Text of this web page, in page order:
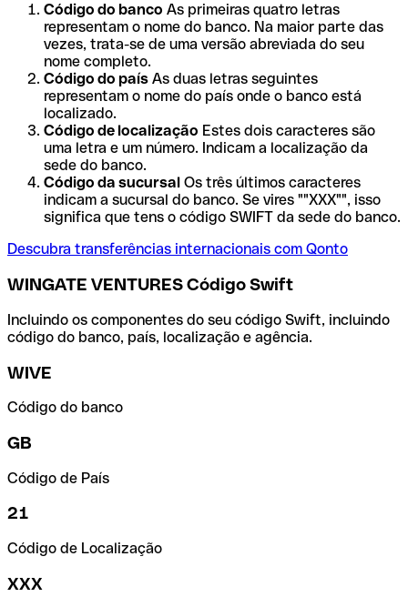
Código do banco As primeiras quatro letras
representam o nome do banco. Na maior parte das
vezes, trata-se de uma versão abreviada do seu
nome completo.
Código do país As duas letras seguintes
representam o nome do país onde o banco está
localizado.
Código de localização Estes dois caracteres são
uma letra e um número. Indicam a localização da
sede do banco.
Código da sucursal Os três últimos caracteres
indicam a sucursal do banco. Se vires ""XXX"", isso
significa que tens o código SWIFT da sede do banco.
Descubra transferências internacionais com Qonto
WINGATE VENTURES Código Swift
Incluindo os componentes do seu código Swift, incluindo
código do banco, país, localização e agência.
WIVE
Código do banco
GB
Código de País
21
Código de Localização
XXX